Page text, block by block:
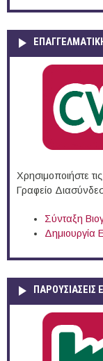
Χρησιμοποιήστε τις
Γραφείο
Σύνταξη
Δημιουργία
ΠΑΡΟΥΣΙΆΣΕΙΣ